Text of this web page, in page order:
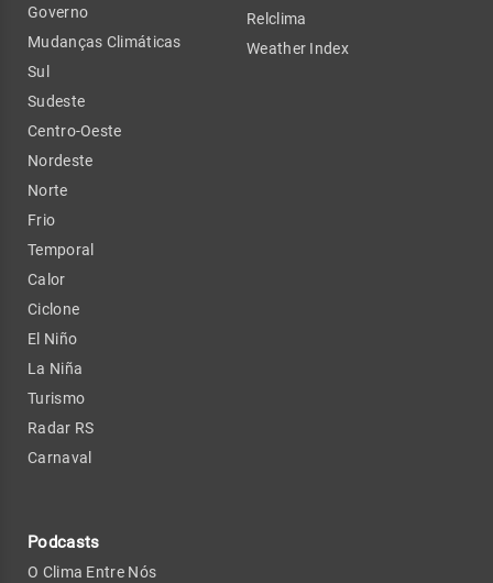
Governo
Mudanças Climáticas
Sul
Sudeste
Centro-Oeste
Nordeste
Norte
Frio
Temporal
Calor
Ciclone
El Niño
La Niña
Turismo
Radar RS
Carnaval
Podcasts
O Clima Entre Nós
Relclima
Weather Index